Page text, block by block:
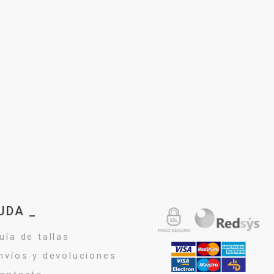
_
de tallas
y devoluciones